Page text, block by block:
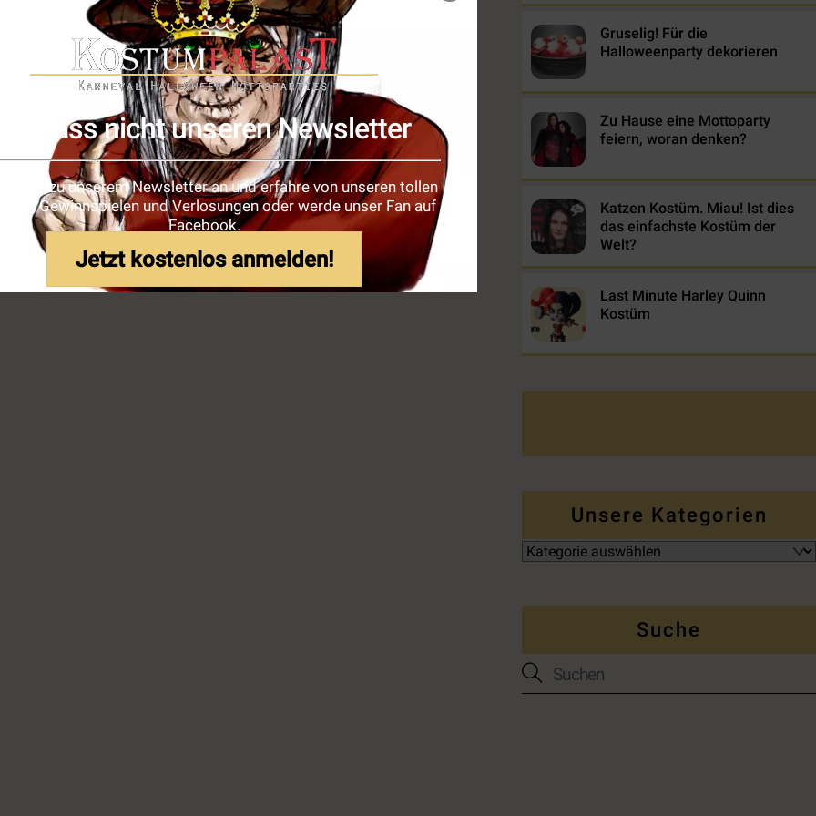
Verpass nicht unseren Newsletter
dich zu unserem Newsletter an und erfahre von unseren tollen
Gewinnspielen und Verlosungen oder werde unser Fan auf
Facebook.
Jetzt kostenlos anmelden!
Gruselig! Für die
Halloweenparty dekorieren
Zu Hause eine Mottoparty
feiern, woran denken?
Katzen Kostüm. Miau! Ist dies
das einfachste Kostüm der
Welt?
Last Minute Harley Quinn
Kostüm
Unsere Kategorien
Suche